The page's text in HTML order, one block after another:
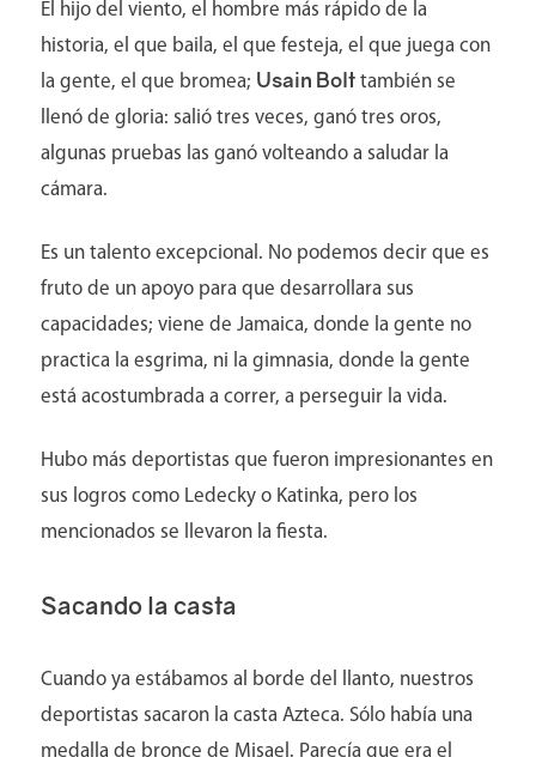
El hijo del viento, el hombre más rápido de la
historia, el que baila, el que festeja, el que juega con
la gente, el que bromea; Usain Bolttambién se
llenó de gloria: salió tres veces, ganó tres oros,
algunas pruebas las ganó volteando a saludar la
cámara.
Es un talento excepcional. No podemos decir que es
fruto de un apoyo para que desarrollara sus
capacidades; viene de Jamaica, donde la gente no
practica la esgrima, ni la gimnasia, donde la gente
está acostumbrada a correr, a perseguir la vida.
Hubo más deportistas que fueron impresionantes en
sus logros como Ledecky o Katinka, pero los
mencionados se llevaron la fiesta.
Sacando la casta
Cuando ya estábamos al borde del llanto, nuestros
deportistas sacaron la casta Azteca. Sólo había una
medalla de bronce de Misael. Parecía que era el